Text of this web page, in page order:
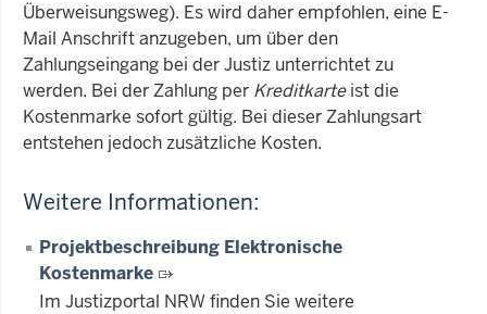
Überweisungsweg). Es wird daher empfohlen, eine E-
Mail Anschrift anzugeben, um über den
Zahlungseingang bei der Justiz unterrichtet zu
werden. Bei der Zahlung per Kreditkarteist die
Kostenmarke sofort gültig. Bei dieser Zahlungsart
entstehen jedoch zusätzliche Kosten.
Weitere Informationen:
Projektbeschreibung Elektronische
Kostenmarke
Im Justizportal NRW finden Sie weitere